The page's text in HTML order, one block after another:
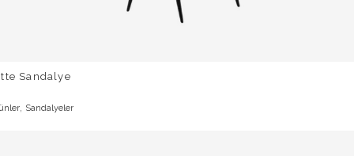
Sandalye
Sandalyeler